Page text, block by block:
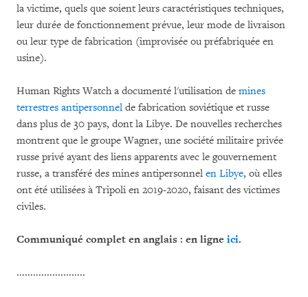
la victime, quels que soient leurs caractéristiques techniques,
leur durée de fonctionnement prévue, leur mode de livraison
ou leur type de fabrication (improvisée ou préfabriquée en
usine).
Human Rights Watch a documenté l'utilisation de mines
terrestres antipersonnel de fabrication soviétique et russe
dans plus de 30 pays, dont la Libye. De nouvelles recherches
montrent que le groupe Wagner, une société militaire privée
russe privé ayant des liens apparents avec le gouvernement
russe, a transféré des mines antipersonnel en Libye, où elles
ont été utilisées à Tripoli en 2019-2020, faisant des victimes
civiles.
Communiqué complet en anglais : en ligne ici.
.........................